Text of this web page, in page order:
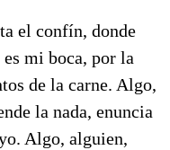
el confín, donde
mi boca, por la
de la carne. Algo,
la nada, enuncia
Algo, alguien,